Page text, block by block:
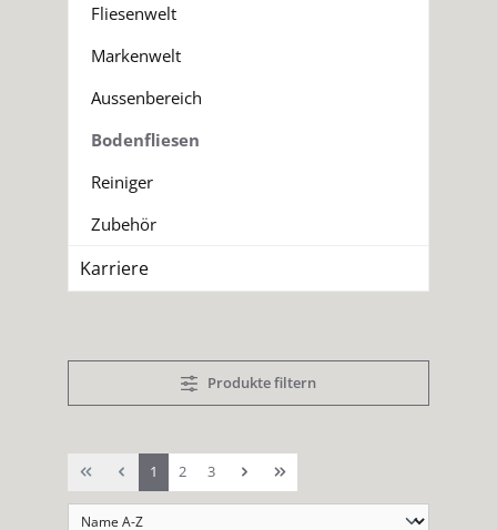
Fliesenwelt
Markenwelt
Aussenbereich
Bodenfliesen
Reiniger
Zubehör
Karriere
Produkte filtern
Seite
1 Seite
2 Seite
3